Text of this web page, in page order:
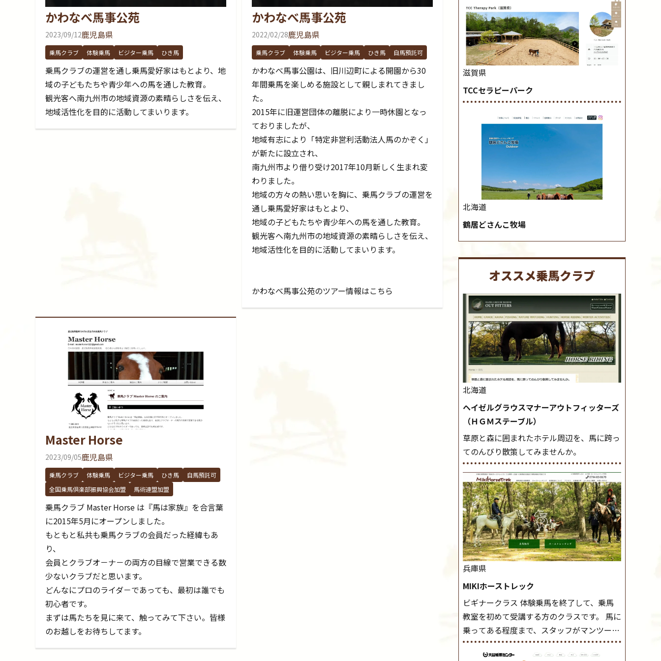
かわなべ馬事公苑
2023/09/12鹿児島県
乗馬クラブ 体験乗馬 ビジター乗馬 ひき馬
乗馬クラブの運営を通し乗馬愛好家はもとより、地
域の子どもたちや青少年への馬を通した教育。
観光客へ南九州市の地域資源の素晴らしさを伝え、
地域活性化を目的に活動してまいります。
かわなべ馬事公苑
2022/02/28鹿児島県
乗馬クラブ 体験乗馬 ビジター乗馬 ひき馬 自馬預託可
かわなべ馬事公園は、旧川辺町による開園から30
年間乗馬を楽しめる施設として親しまれてきまし
た。
2015年に旧運営団体の離脱により一時休園となっ
ておりましたが、
地域有志により「特定非営利活動法人馬のかぞく」
が新たに設立され、
南九州市より借り受け2017年10月新しく生まれ変
わりました。
地域の方々の熱い思いを胸に、乗馬クラブの運営を
通し乗馬愛好家はもとより、
地域の子どもたちや青少年への馬を通した教育。
観光客へ南九州市の地域資源の素晴らしさを伝え、
地域活性化を目的に活動してまいります。
かわなべ馬事公苑のツアー情報はこちら
Master Horse
2023/09/05鹿児島県
乗馬クラブ 体験乗馬 ビジター乗馬 ひき馬
自馬預託可
全国乗馬倶楽部振興協会加盟
馬術連盟加盟
乗馬クラブ Master Horse は『馬は家族』を合言葉
に2015年5月にオープンしました。
もともと私共も乗馬クラブの会員だった経緯もあ
り、
会員とクラブオ－ナ－の両方の目線で営業できる数
少ないクラブだと思います。
どんなにプロのライダ－であっても、最初は誰でも
初心者です。
まずは馬たちを見に来て、触ってみて下さい。皆様
のお越しをお待ちしてます。
滋賀県
TCCセラピーパーク
北海道
鶴居どさんこ牧場
オススメ乗馬クラブ
北海道
ヘイゼルグラウスマナーアウトフィッターズ
（ＨＧＭステーブル）
草原と森に囲まれたホテル周辺を、馬に跨っ
てのんびり散策してみませんか。
兵庫県
MIKIホーストレック
ビギナークラス 体験乗馬を終了して、乗馬
教室を初めて受講する方のクラスです。 馬に
乗ってある程度まで、スタッフがマンツーマ
ンで指導します。 また、馬に乗るだけでな
く、馬の手入れや馬装（鞍などを装着する）